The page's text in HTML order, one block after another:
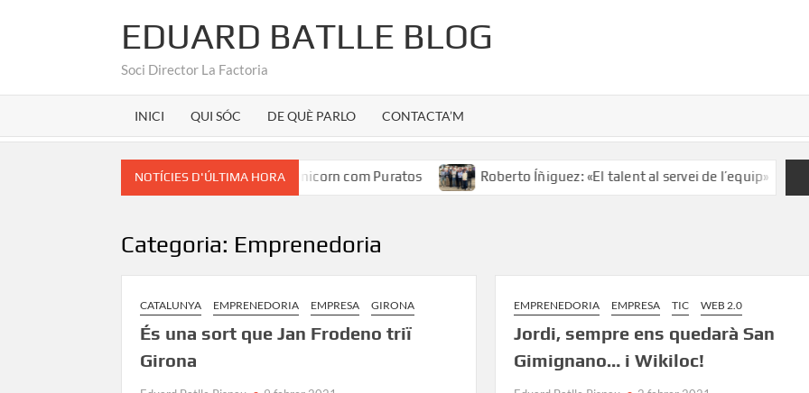
EDUARD BATLLE BLOG
Soci Director La Factoria
INICI QUI SÓC DE QUÈ PARLO CONTACTA’M
NOTÍCIES D'ÚLTIMA HORA
Marca Girona a la seu d’un unicorn com Puratos Roberto Íñiguez: «El talent al servei de l’equip»
Categoria: Emprenedoria
CATALUNYA EMPRENEDORIA EMPRESA GIRONA
És una sort que Jan Frodeno triï
Girona
EMPRENEDORIA EMPRESA TIC WEB 2.0
Jordi, sempre ens quedarà San
Gimignano… i Wikiloc!